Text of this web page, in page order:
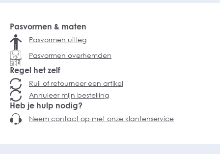
Pasvormen & maten
Pasvormen uitleg
Pasvormen overhemden
Regel het zelf
Ruil of retourneer een artikel
Annuleer mijn bestelling
Heb je hulp nodig?
Neem contact op met onze klantenservice